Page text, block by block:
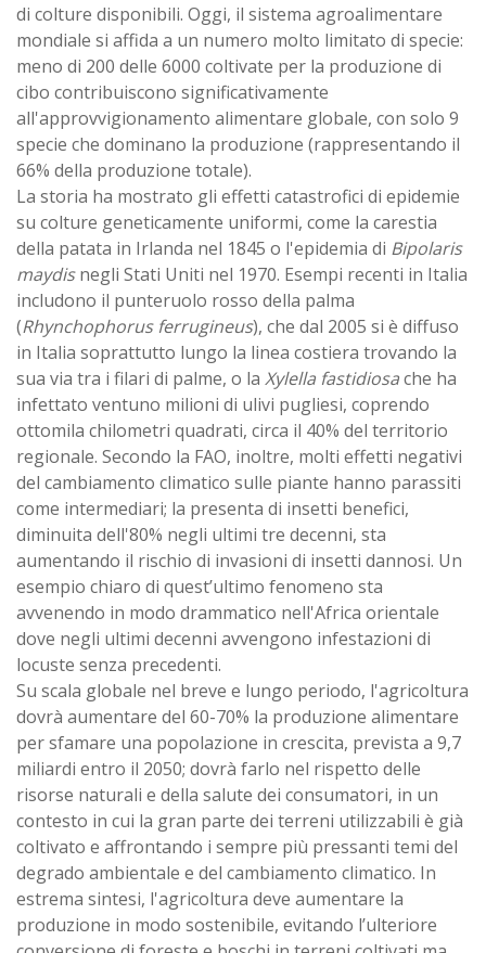
di colture disponibili. Oggi, il sistema agroalimentare
mondiale si affida a un numero molto limitato di specie:
meno di 200 delle 6000 coltivate per la produzione di
cibo contribuiscono significativamente
all'approvvigionamento alimentare globale, con solo 9
specie che dominano la produzione (rappresentando il
66% della produzione totale).
La storia ha mostrato gli effetti catastrofici di epidemie
su colture geneticamente uniformi, come la carestia
della patata in Irlanda nel 1845 o l'epidemia di Bipolaris
maydisnegli Stati Uniti nel 1970. Esempi recenti in Italia
includono il punteruolo rosso della palma
(Rhynchophorus ferrugineus), che dal 2005 si è diffuso
in Italia soprattutto lungo la linea costiera trovando la
sua via tra i filari di palme, o la Xylella fastidiosache ha
infettato ventuno milioni di ulivi pugliesi, coprendo
ottomila chilometri quadrati, circa il 40% del territorio
regionale. Secondo la FAO, inoltre, molti effetti negativi
del cambiamento climatico sulle piante hanno parassiti
come intermediari; la presenta di insetti benefici,
diminuita dell'80% negli ultimi tre decenni, sta
aumentando il rischio di invasioni di insetti dannosi. Un
esempio chiaro di quest’ultimo fenomeno sta
avvenendo in modo drammatico nell'Africa orientale
dove negli ultimi decenni avvengono infestazioni di
locuste senza precedenti.
Su scala globale nel breve e lungo periodo, l'agricoltura
dovrà aumentare del 60-70% la produzione alimentare
per sfamare una popolazione in crescita, prevista a 9,7
miliardi entro il 2050; dovrà farlo nel rispetto delle
risorse naturali e della salute dei consumatori, in un
contesto in cui la gran parte dei terreni utilizzabili è già
coltivato e affrontando i sempre più pressanti temi del
degrado ambientale e del cambiamento climatico. In
estrema sintesi, l'agricoltura deve aumentare la
produzione in modo sostenibile, evitando l’ulteriore